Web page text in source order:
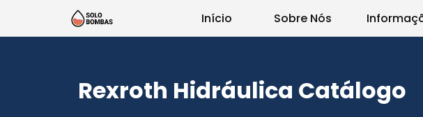
Início Sobre Nós
Rexroth Hidráulica Catálogo